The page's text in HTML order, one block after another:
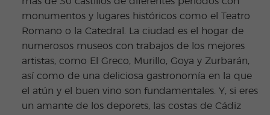
monumentos y lugares históricos como el Teatro
Romano o la Catedral. La ciudad es el hogar de
numerosos museos con trabajos de los mejores
artistas, como El Greco, Murillo, Goya y Zurbarán,
así como de una deliciosa gastronomía en la que
el atún y el buen vino son fundamentales. Y, si eres
un amante de los deporets, las costas de Cádiz